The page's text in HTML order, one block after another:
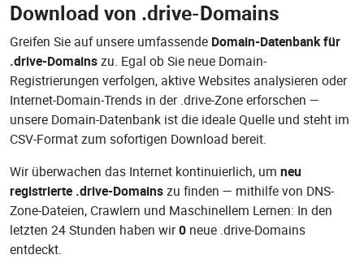
Download von .drive-Domains
Greifen Sie auf unsere umfassende Domain-Datenbank für
.drive-Domainszu. Egal ob Sie neue Domain-
Registrierungen verfolgen, aktive Websites analysieren oder
Internet-Domain-Trends in der .drive-Zone erforschen —
unsere Domain-Datenbank ist die ideale Quelle und steht im
CSV-Format zum sofortigen Download bereit.
Wir überwachen das Internet kontinuierlich, um neu
registrierte .drive-Domainszu finden — mithilfe von DNS-
Zone-Dateien, Crawlern und Maschinellem Lernen: In den
letzten 24 Stunden haben wir0 neue .drive-Domains
entdeckt.